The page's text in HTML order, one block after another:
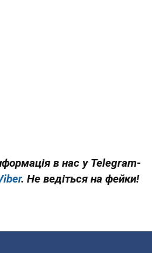
в нас у Telegram-
. Не ведіться на фейки!